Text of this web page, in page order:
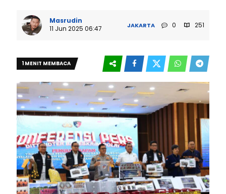
Masrudin
11 Jun 2025 06:47
JAKARTA 0 251
1 MENIT MEMBACA